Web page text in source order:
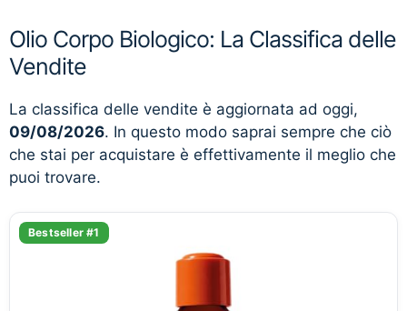
Olio Corpo Biologico: La Classifica delle
Vendite
La classifica delle vendite è aggiornata ad oggi,
09/08/2026. In questo modo saprai sempre che ciò
che stai per acquistare è effettivamente il meglio che
puoi trovare.
Bestseller #1